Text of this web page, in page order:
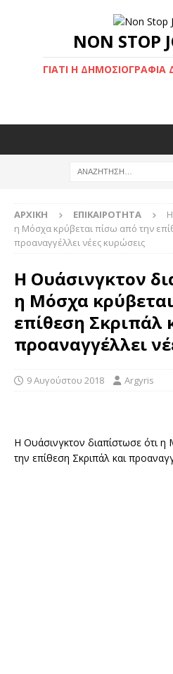
NON STOP
ΓΙΑΤΊ Η
ΑΡΧΙΚΉ ΕΠΙΚΑΙΡΌΤΗΤΑ
η Μόσχα κρύβεται πίσω από την
προαναγγέλλει νέες κυρώσεις
Η Ουάσινγκτον
η Μόσχα
επίθεση Σκριπάλ
προαναγγέλλει
9 Αυγούστου 2018 Argyris
Η Ουάσινγκτον διαπίστωσε ότι
την επίθεση Σκριπάλ και